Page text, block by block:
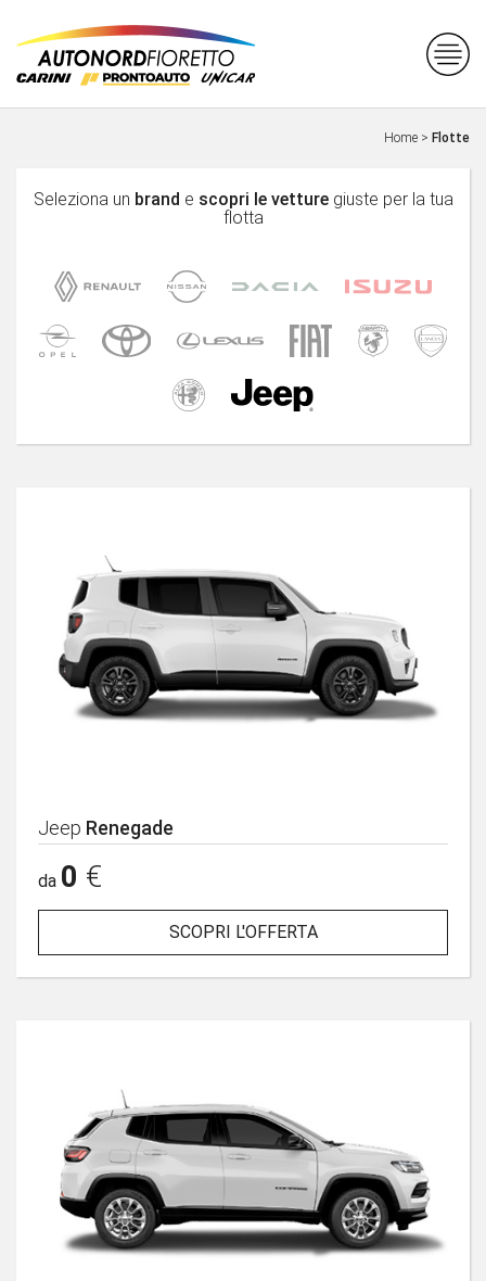
Home > Flotte
Seleziona un brand e scopri le vetturegiuste per la tua
flotta
Jeep Renegade
da 0 €
SCOPRI L'OFFERTA